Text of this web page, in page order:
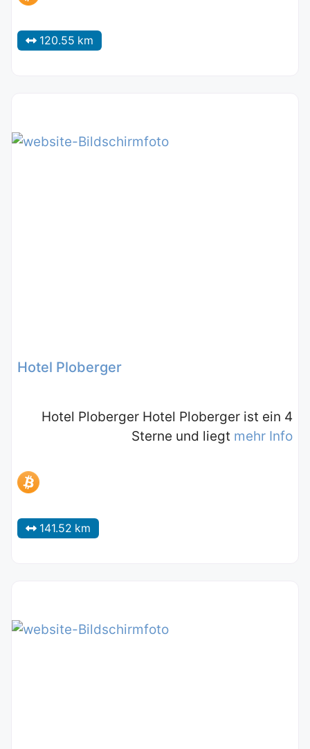
120.55 km
Hotel Ploberger
Hotel Ploberger Hotel Ploberger ist ein 4
Sterne und liegt mehr Info
141.52 km